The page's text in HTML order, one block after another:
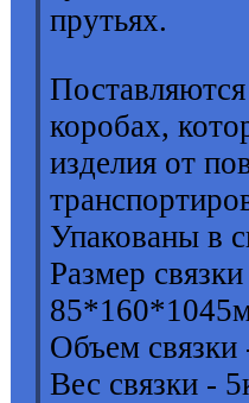
прутьях.
коробах,
изделия от
Упакованы в
Размер
Объем
Вес связки -